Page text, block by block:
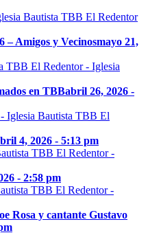
– Amigos y Vecinosmayo 21,
en TBBabril 26, 2026 -
4, 2026 - 5:13 pm
- 2:58 pm
Rosa y cantante Gustavo